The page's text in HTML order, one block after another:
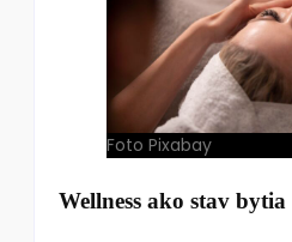
Foto Pixabay
Wellness ako stav bytia